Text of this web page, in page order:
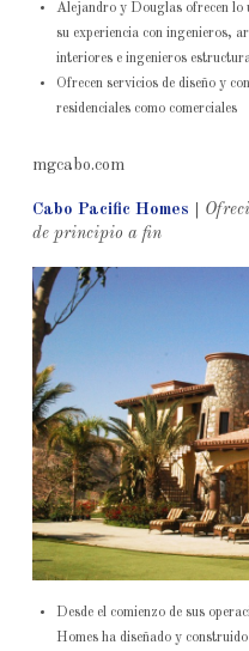
Alejandro y Douglas ofrecen lo
su experiencia con ingenieros,
interiores e ingenieros
Ofrecen servicios de diseño y
residenciales como comerciales
mgcabo.com
Cabo Pacific Homes
de principio a fin
Desde el comienzo de sus
Homes ha diseñado y